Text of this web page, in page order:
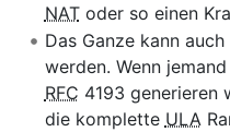
NAToder so einen
Das Ganze kann
werden. Wenn
RFC 4193 generieren
die komplette ULA